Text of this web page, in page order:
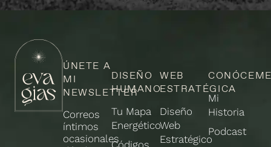
ÚNETE A
MI
NEWSLETTER
Correos
íntimos
ocasionales
DISEÑO
HUMANO
Tu Mapa
Energético
WEB
ESTRATÉGICA
Diseño
Web
Estratégico
Mi
Historia
Podcast